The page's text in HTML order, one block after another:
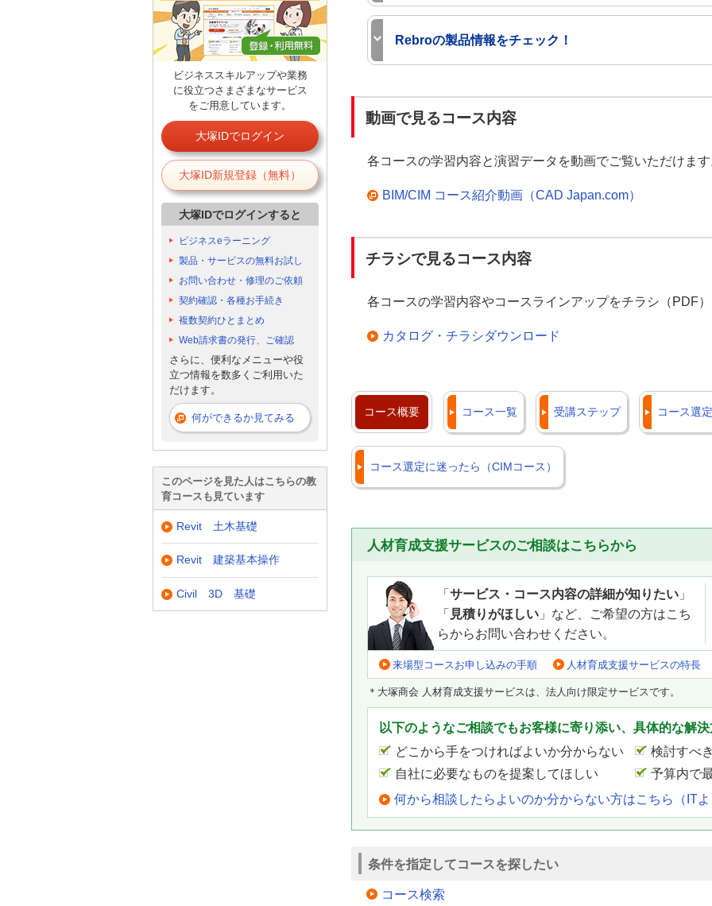
オンライン：Navisworks 基礎 （テレワーク対応）
オンライン：InfraWorks 基礎（テレワーク対応）コ
オンラインコースお申し込み方法
い。
Autodesk Revit コース 前提条件（スキルチェック）
スクールを終えた後も、「お客様の困っ
た」を解決するサポートサービスがありま
98％の数字が示すとおり、多くのお客様に
喜ばれています。
CADテレホンサポートサービスは、テレホンサポート
解決をすることができます。
ーに蓄積された技術情報をいつでもご覧いただけます。
Japan.com）
ンサポートスタンダードのお得なトライアルを実施中
た」も、大塚商会がしっかりサポートします。
CADスクール受講者様へ「CADベーシックサポート
ド」無料トライアルキャンペーンのお知らせ
境などをご紹介しています。
Rebroの製品情報をチェック！
Rebro 製品情報（CAD Japan.com）
閉じる
動画で見るコース内容
各コースの学習内容と演習データを動画でご覧いただけます
BIM/CIM コース紹介動画（CAD Japan.com）
チラシで見るコース内容
各コースの学習内容やコースラインアップをチラシ（PDF）
カタログ・チラシダウンロード
コース概要 コース一覧 受講ステップ コース選
コース選定に迷ったら（CIMコース）
人材育成支援サービスのご相談はこちらから
「 サービス・コース内容の詳細が知りたい 」
「 見積りがほしい 」など、ご希望の方はこち
らからお問い合わせください。
来場型コースお申し込みの手順 人材育成支援サービスの特長
＊大塚商会 人材育成支援サービスは、法人向け限定サービスです。
以下のようなご相談でもお客様に寄り添い、具体的な解
どこから手をつければよいか分からない
検討すべ
自社に必要なものを提案してほしい
予算内で
何から相談したらよいのか分からない方はこちら（ITよ
条件を指定してコースを探したい
コース検索
ビジネススキルアップや業務
に役立つさまざまなサービス
をご用意しています。
大塚IDでログイン
大塚ID新規登録（無料）
大塚IDでログインすると
ビジネスeラーニング
製品・サービスの無料お試し
お問い合わせ・修理のご依頼
契約確認・各種お手続き
複数契約ひとまとめ
Web請求書の発行、ご確認
さらに、便利なメニューや役
立つ情報を数多くご利用いた
だけます。
何ができるか見てみる
このページを見た人はこちらの教
育コースも見ています
Revit 土木基礎
Revit 建築基本操作
Civil 3D 基礎